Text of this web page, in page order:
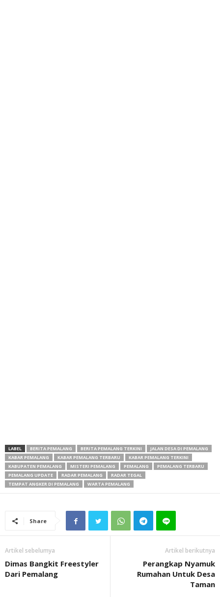
LABEL BERITA PEMALANG BERITA PEMALANG TERKINI
JALAN DESA DI PEMALANG
KABAR PEMALANG
KABAR PEMALANG TERBARU
KABAR PEMALANG TERKINI
KABUPATEN PEMALANG
MISTERI PEMALANG PEMALANG
PEMALANG TERBARU
PEMALANG UPDATE
RADAR PEMALANG
RADAR TEGAL
TEMPAT ANGKER DI PEMALANG
WARTA PEMALANG
Share
Artikel sebelumya
Dimas Bangkit Freestyler
Dari Pemalang
Artikel berikutnya
Perangkap Nyamuk
Rumahan Untuk Desa
Taman